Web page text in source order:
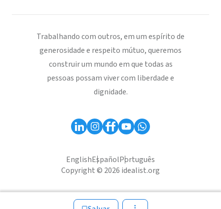
Trabalhando com outros, em um espírito de
generosidade e respeito mútuo, queremos
construir um mundo em que todas as
pessoas possam viver com liberdade e
dignidade.
EnglishEspañolPortuguês
Copyright © 2026 idealist.org